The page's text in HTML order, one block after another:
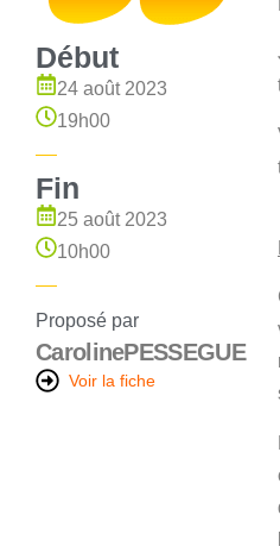
Début
24 août 2023
19h00
Fin
25 août 2023
10h00
Proposé par
CarolinePESSEGUE
Voir la fiche